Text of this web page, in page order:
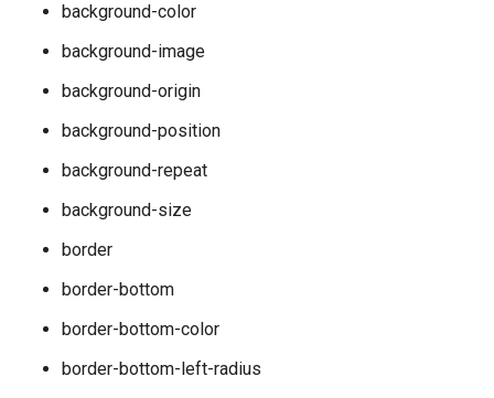
background-color
background-image
background-origin
background-position
background-repeat
background-size
border
border-bottom
border-bottom-color
border-bottom-left-radius